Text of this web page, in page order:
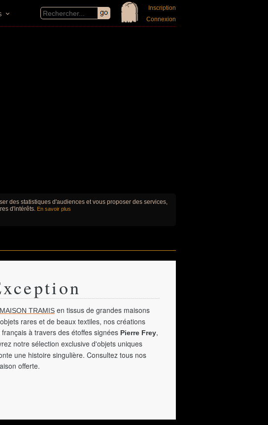
Inscription
Connexion
des statistiques d'audiences et vous proposer des services,
d'intérêts. En savoir plus
MAISON TRAMIS en tissus de grandes maisons
rares et de beaux textiles, nos créations
à travers des étoffes signées Pierre Frey,
notre sélection exclusive d'objets uniques
une histoire singulière. Consultez tous nos
offerte.